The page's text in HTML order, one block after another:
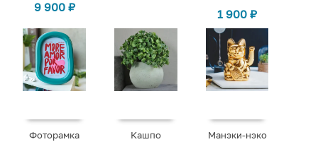
9 900 ₽
1 900₽
Фоторамка
Кашпо
Манэки-нэко